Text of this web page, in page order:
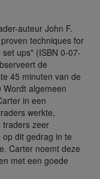
auteur John F.
techniques for
ups" (ISBN 0-07-
de
45 minuten van de
algemeen
in een
werkte,
traders zeer
dit gedrag in te
Carter noemt deze
met een goede